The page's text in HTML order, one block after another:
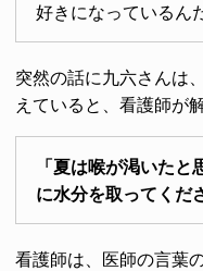
好きになっているん
突然の話に九六さんは
えていると、看護師が
「夏は喉が渇いた
に水分を取ってくだ
看護師は、医師の言葉